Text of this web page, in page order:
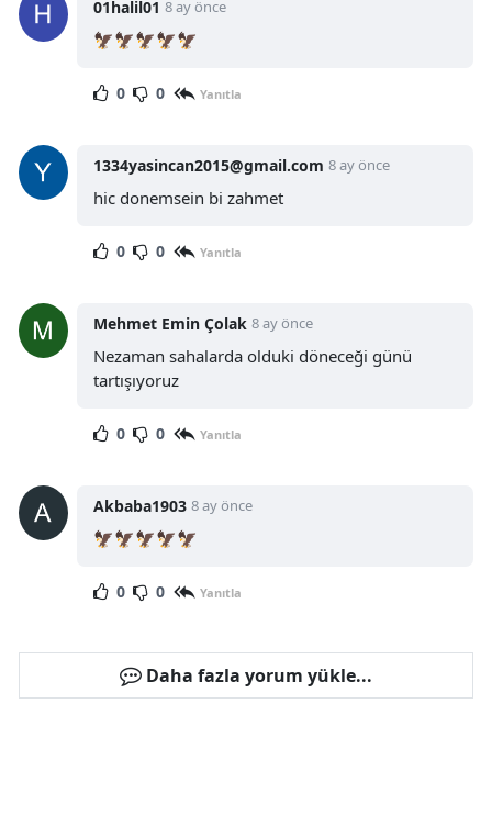
01halil01 8 ay önce
🦅🦅🦅🦅🦅
0 0 Yanıtla
1334yasincan2015@gmail.com 8 ay önce
hic donemsein bi zahmet
0 0 Yanıtla
Mehmet Emin Çolak 8 ay önce
Nezaman sahalarda olduki döneceği günü
tartışıyoruz
0 0 Yanıtla
Akbaba1903 8 ay önce
🦅🦅🦅🦅🦅
0 0 Yanıtla
Daha fazla yorum yükle...